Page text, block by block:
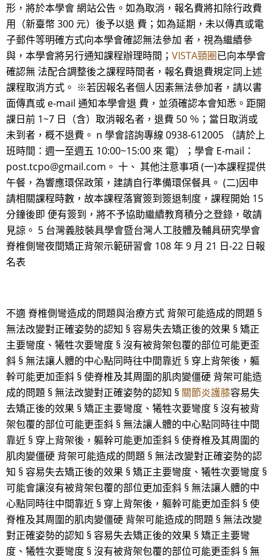
形，將於本學會 網站公告。如為取消，報名費將扣除行政費
用（新臺幣 300 元）後予以退 費；如為延期，未以傳真或電
子郵件等明確方式向本學會確認無法參加 者，視為繼續參
與，本學會將另行通知課程辦理時間； VISTA頸圈已向本學會
確認無 法配合調整後之課程時間者，報名費退費規定同上述
課程取消方式。 ※若因報名者個人因素無法參加者，請以書
面傳真或 e-mail 通知本學會退 費，並須確認本會知悉。距開
課日前 1~7 日（含）取消報名者，退費 50 ％；當日取消或
未到者，概不退費。 n 學會諮詢專線 0938-612005 （請於上
班時間：週一至週五 10:00~15:00 來 電）；學會 E-mail：
post.tcpo@gmail.com。 十、 其他注意事項 (一)本課程提供
午餐，為響應環保政策，建請自行準備環保餐具。 (二)因申
請相關課程時數，故本課程落實簽到簽退制度，課程開始 15
分鐘後即 便有簽到，將不予協助繼續教育積分之登錄，敬請
見諒。 5 台灣義肢裝具學會暨台灣人工肢體及輔具研究學會
脊椎側彎夜間矯正背架示範研習會 108 年 9 月 21 日-22 日報
名表
不適 脊椎側彎造成的問題與治療方式 背架可能造成的問題 §
無法改變對正確姿勢的認知 § 容易失去矯正後的效果 § 矯正
主要彎度、犧牲次要彎度 § 沒有被背架包覆的部位可能更歪
斜 § 無法讓人體的中心點同時往中間靠近 § 穿上背架後，軀
幹可能更加歪斜 § 使脊椎及其周圍的肌肉變僵硬 背架可能造
成的問題 § 無法改變對正確姿勢的認知 § 關節炎護膝容易失
去矯正後的效果 § 矯正主要彎度、犧牲次要彎度 § 沒有被背
架包覆的部位可能更歪斜 § 無法讓人體的中心點同時往中間
靠近 § 穿上背架後，軀幹可能更加歪斜 § 使脊椎及其周圍的
肌肉變僵硬 背架可能造成的問題 § 無法改變對正確姿勢的認
知 § 容易失去矯正後的效果 § 矯正主要彎度、犧牲次要彎度 §
可能會讓沒有被背架包覆的部位更加歪斜 § 無法讓人體的中
心點同時往中間靠近 § 穿上背架後，軀幹可能更加歪斜 § 使
脊椎及其周圍的肌肉變僵硬 背架可能造成的問題 § 無法改變
對正確姿勢的認知 § 容易失去矯正後的效果 § 矯正主要彎
度、犧牲次要彎度 § 沒有被背架包覆的部位可能更歪斜 § 無